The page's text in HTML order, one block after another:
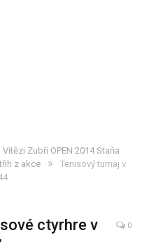
Vítězi Zubří OPEN 2014 Staňa
z akce
»
Tenisový turnaj v
ctyrhre v
0